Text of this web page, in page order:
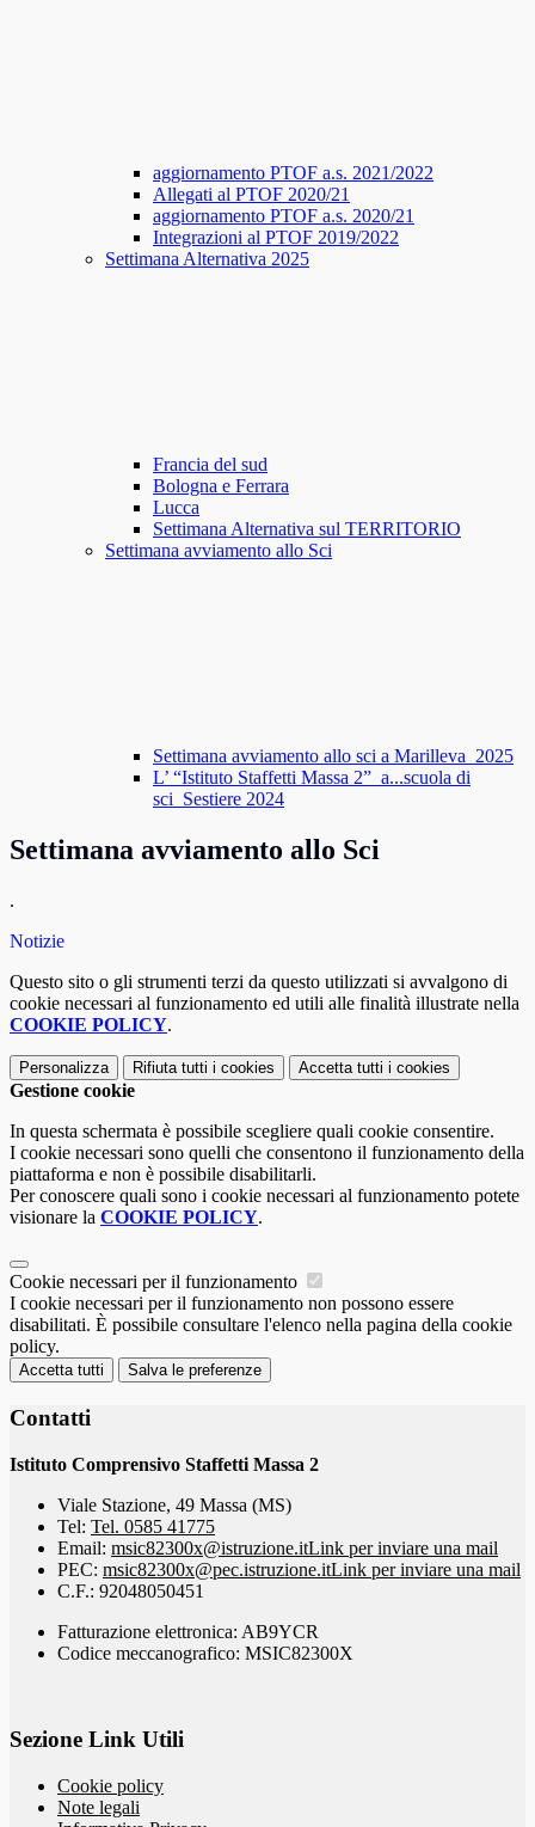
aggiornamento PTOF a.s. 2021/2022
Allegati al PTOF 2020/21
aggiornamento PTOF a.s. 2020/21
Integrazioni al PTOF 2019/2022
Settimana Alternativa 2025
Francia del sud
Bologna e Ferrara
Lucca
Settimana Alternativa sul TERRITORIO
Settimana avviamento allo Sci
Settimana avviamento allo sci a Marilleva_2025
L’ “Istituto Staffetti Massa 2” a...scuola di
sci_Sestiere 2024
Settimana avviamento allo Sci
.
Notizie
Questo sito o gli strumenti terzi da questo utilizzati si avvalgono di
cookie necessari al funzionamento ed utili alle finalità illustrate nella
COOKIE POLICY.
Personalizza Rifiuta tutti i cookies Accetta tutti i cookies
Gestione cookie
In questa schermata è possibile scegliere quali cookie consentire.
I cookie necessari sono quelli che consentono il funzionamento della
piattaforma e non è possibile disabilitarli.
Per conoscere quali sono i cookie necessari al funzionamento potete
visionare la COOKIE POLICY.
Cookie necessari per il funzionamento
I cookie necessari per il funzionamento non possono essere
disabilitati. È possibile consultare l'elenco nella pagina della cookie
policy.
Accetta tutti Salva le preferenze
Contatti
Istituto Comprensivo Staffetti Massa 2
Viale Stazione, 49 Massa (MS)
Tel: Tel. 0585 41775
Email: msic82300x@istruzione.itLink per inviare una mail
PEC: msic82300x@pec.istruzione.itLink per inviare una mail
C.F.: 92048050451
Fatturazione elettronica: AB9YCR
Codice meccanografico: MSIC82300X
Sezione Link Utili
Cookie policy
Note legali